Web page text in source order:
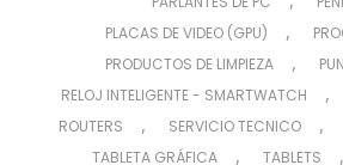
PLACAS DE VIDEO (GPU) ,
PRODUCTOS DE LIMPIEZA ,
RELOJ INTELIGENTE - SMARTWATCH ,
ROUTERS , SERVICIO TECNICO ,
TABLETA GRÁFICA , TABLETS ,